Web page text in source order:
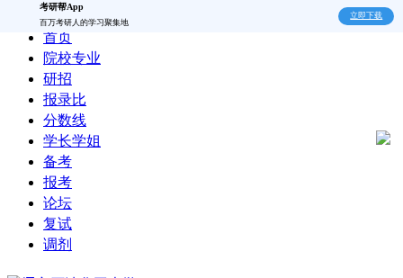
考研帮App
百万考研人的学习聚集地
立即下载
首页
院校专业
研招
报录比
分数线
学长学姐
备考
报考
论坛
复试
调剂